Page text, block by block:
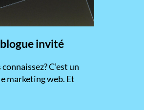
invité
C’est un
marketing web. Et